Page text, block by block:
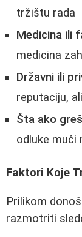
tržištu rada
Medicina ili
medicina
Državni ili
reputaciju,
Šta ako
odluke muči
Faktori Koje
Prilikom
razmotriti